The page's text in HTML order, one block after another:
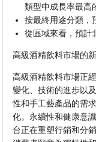
類型中成長率最高
按最終用途分類，
從區域來看，預計
高級酒精飲料市場的
高級酒精飲料市場正
變化、技術的進步以
性和手工藝產品的需
化。永續性和健康意
台正在重塑行銷和分